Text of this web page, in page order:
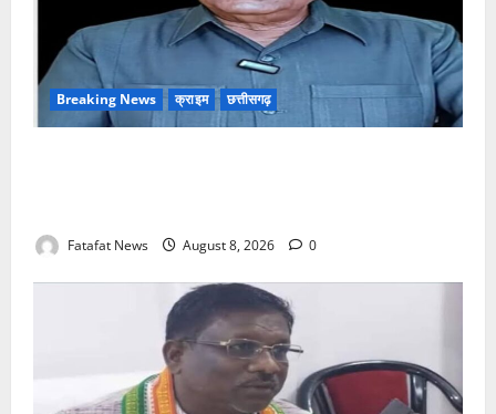
Breaking News क्राइम छत्तीसगढ़
Fatafat News August 8, 2026 0